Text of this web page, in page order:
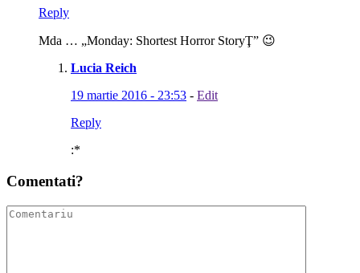
Reply
Mda … „Monday: Shortest Horror StoryŢ” 😉
Lucia Reich
19 martie 2016 - 23:53 - Edit
Reply
:*
Comentati?